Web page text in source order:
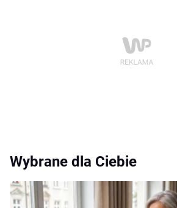
Wybrane dla Ciebie